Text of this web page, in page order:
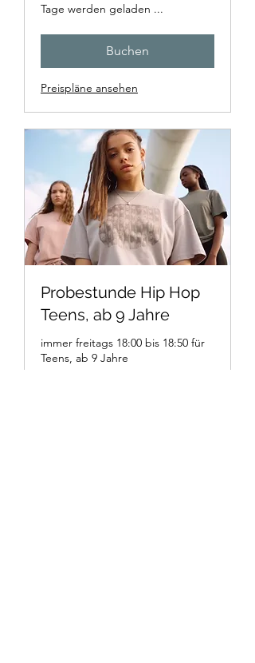
Tage werden geladen ...
Buchen
Preispläne ansehen
Probestunde Hip Hop
Teens, ab 9 Jahre
immer freitags 18:00 bis 18:50 für
Teens, ab 9 Jahre